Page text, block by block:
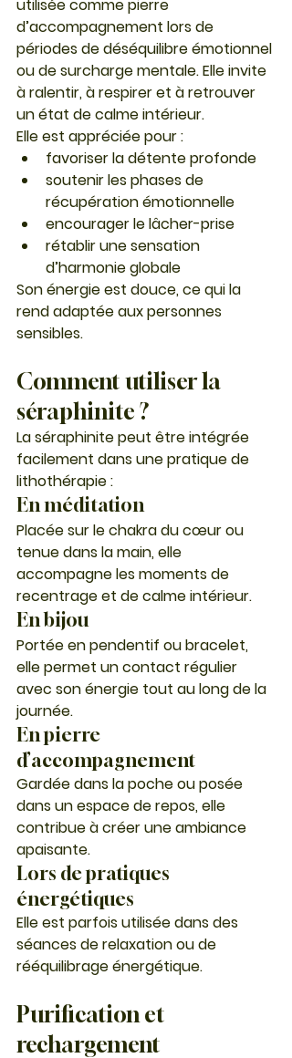
utilisée comme pierre
d’accompagnement lors de
périodes de déséquilibre émotionnel
ou de surcharge mentale. Elle invite
à ralentir, à respirer et à retrouver
un état de calme intérieur.
Elle est appréciée pour :
favoriser la détente profonde
soutenir les phases de
récupération émotionnelle
encourager le lâcher-prise
rétablir une sensation
d’harmonie globale
Son énergie est douce, ce qui la
rend adaptée aux personnes
sensibles.
Comment utiliser la
séraphinite ?
La séraphinite peut être intégrée
facilement dans une pratique de
lithothérapie :
En méditation
Placée sur le chakra du cœur ou
tenue dans la main, elle
accompagne les moments de
recentrage et de calme intérieur.
En bijou
Portée en pendentif ou bracelet,
elle permet un contact régulier
avec son énergie tout au long de la
journée.
En pierre
d’accompagnement
Gardée dans la poche ou posée
dans un espace de repos, elle
contribue à créer une ambiance
apaisante.
Lors de pratiques
énergétiques
Elle est parfois utilisée dans des
séances de relaxation ou de
rééquilibrage énergétique.
Purification et
rechargement